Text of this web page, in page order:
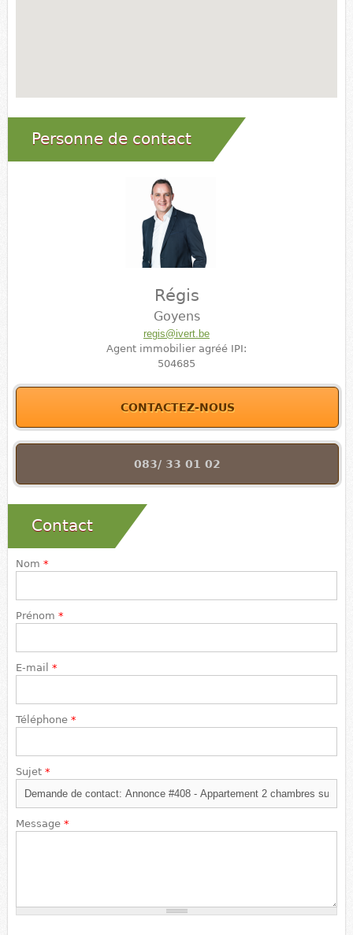
Personne de contact
Régis
Goyens
regis@ivert.be
Agent immobilier agréé IPI:
504685
CONTACTEZ-NOUS
083/ 33 01 02
Contact
Nom *
Prénom *
E-mail *
Téléphone *
Sujet *
Message *